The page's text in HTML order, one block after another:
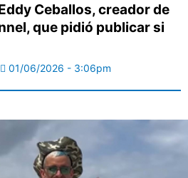
Ceballos, creador de
que pidió publicar si
01/06/2026 - 3:06pm